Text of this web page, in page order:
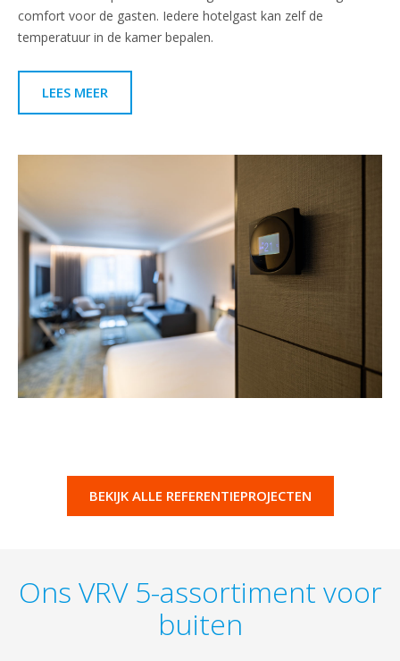
comfort voor de gasten. Iedere hotelgast kan zelf de
temperatuur in de kamer bepalen.
LEES MEER
BEKIJK ALLE REFERENTIEPROJECTEN
Ons VRV 5-assortiment voor
buiten